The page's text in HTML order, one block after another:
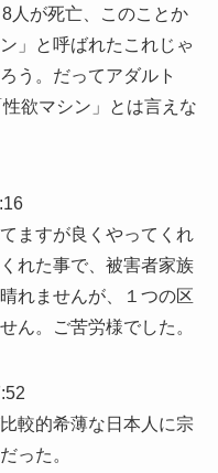
人が死亡、このことか
」と呼ばれたこれじゃ
う。だってアダルト
欲マシン」とは言えな
ますが良くやってくれ
れた事で、被害者家族
れませんが、１つの区
ん。ご苦労様でした。
較的希薄な日本人に宗
った。